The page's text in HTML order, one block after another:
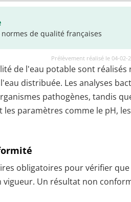
de qualité françaises
Prélèvement réalisé le 04-02-
de l'eau potable sont
distribuée. Les analyses
pathogènes, tandis
paramètres comme le pH,
obligatoires pour vérifier
vigueur. Un résultat non